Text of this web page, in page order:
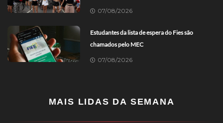
07/08/2026
Estudantes da lista de espera do Fies são
chamados pelo MEC
07/08/2026
MAIS LIDAS DA SEMANA